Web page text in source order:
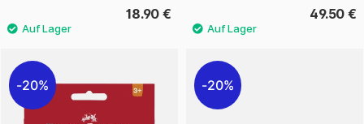
18.90 € 49.50 €
20% 20%